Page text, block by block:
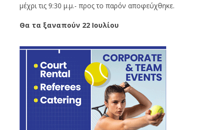
μέχρι τις 9:30 μ.μ.- προς το παρόν αποφεύχθηκε.
Θα τα ξαναπούν 22 Ιουλίου